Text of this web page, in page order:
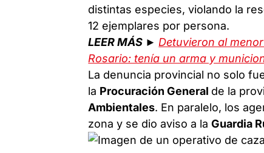
distintas especies, violando la
12 ejemplares por persona.
LEER MÁS ► Detuvieron al
Rosario: tenía un arma y
La denuncia provincial no solo
la Procuración General de la
Ambientales. En paralelo, los
zona y se dio aviso a laGuardia